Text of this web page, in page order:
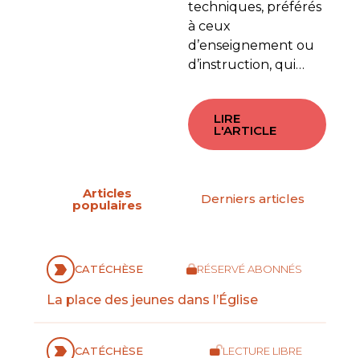
techniques, préférés
à ceux
d’enseignement ou
d’instruction, qui…
LIRE
L'ARTICLE
Articles
populaires Derniers articles
CATÉCHÈSE RÉSERVÉ ABONNÉS
La place des jeunes dans l’Église
CATÉCHÈSE LECTURE LIBRE